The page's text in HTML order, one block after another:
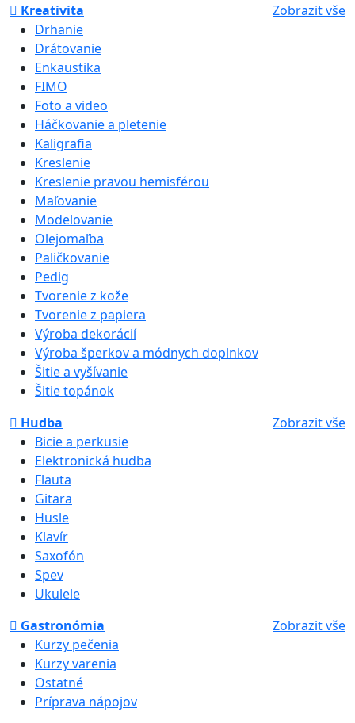
Kreativita
Zobrazit vše
Drhanie
Drátovanie
Enkaustika
FIMO
Foto a video
Háčkovanie a pletenie
Kaligrafia
Kreslenie
Kreslenie pravou hemisférou
Maľovanie
Modelovanie
Olejomaľba
Paličkovanie
Pedig
Tvorenie z kože
Tvorenie z papiera
Výroba dekorácií
Výroba šperkov a módnych doplnkov
Šitie a vyšívanie
Šitie topánok
Hudba
Zobrazit vše
Bicie a perkusie
Elektronická hudba
Flauta
Gitara
Husle
Klavír
Saxofón
Spev
Ukulele
Gastronómia
Zobrazit vše
Kurzy pečenia
Kurzy varenia
Ostatné
Príprava nápojov